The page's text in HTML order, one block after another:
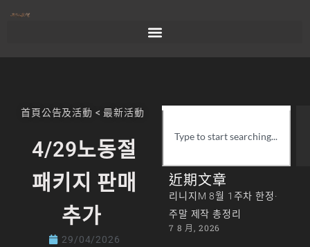
首頁公告及活動 <最新活動
4/29노동절
패키지 판매
추가
29/04/2026
近期文章
리니지M 8월 1주차 한정·
주말 제작 총정리
7 8 月, 2026